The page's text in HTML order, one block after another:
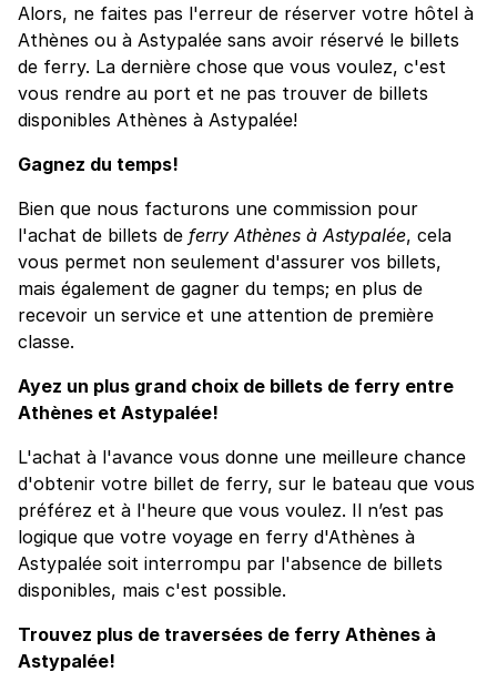
Alors, ne faites pas l'erreur de réserver votre hôtel à
Athènes ou à Astypalée sans avoir réservé le billets
de ferry. La dernière chose que vous voulez, c'est
vous rendre au port et ne pas trouver de billets
disponibles Athènes à Astypalée!
Gagnez du temps!
Bien que nous facturons une commission pour
l'achat de billets de ferry Athènes à Astypalée, cela
vous permet non seulement d'assurer vos billets,
mais également de gagner du temps; en plus de
recevoir un service et une attention de première
classe.
Ayez un plus grand choix de billets de ferry entre
Athènes et Astypalée!
L'achat à l'avance vous donne une meilleure chance
d'obtenir votre billet de ferry, sur le bateau que vous
préférez et à l'heure que vous voulez. Il n’est pas
logique que votre voyage en ferry d'Athènes à
Astypalée soit interrompu par l'absence de billets
disponibles, mais c'est possible.
Trouvez plus de traversées de ferry Athènes à
Astypalée!